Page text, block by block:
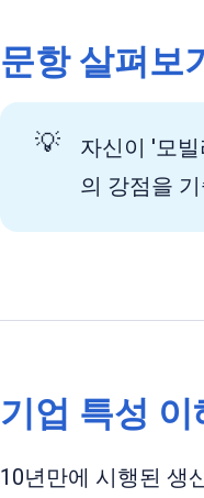
문항 살펴보
💡
자신이 '모
의 강점을
기업 특성
10년만에 시행된 생